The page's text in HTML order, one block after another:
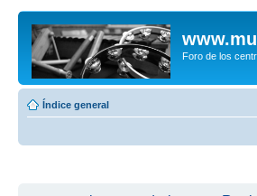
Foro de los
Índice general